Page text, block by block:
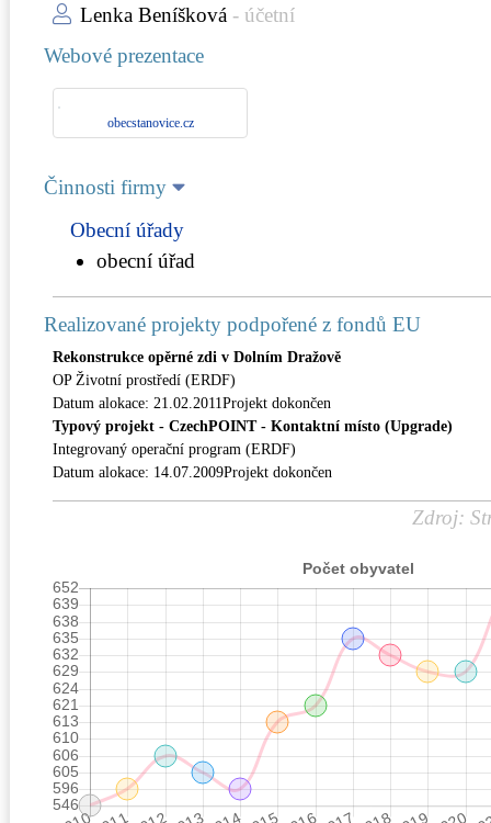
Lenka Beníšková - účetní
Webové prezentace
obecstanovice.cz
Činnosti firmy
Obecní úřady
obecní úřad
Realizované projekty podpořené z fondů EU
Rekonstrukce opěrné zdi v Dolním Dražově
OP Životní prostředí (ERDF)
Datum alokace: 21.02.2011Projekt dokončen
Typový projekt - CzechPOINT - Kontaktní místo (Upgrade)
Integrovaný operační program (ERDF)
Datum alokace: 14.07.2009Projekt dokončen
Zdroj: